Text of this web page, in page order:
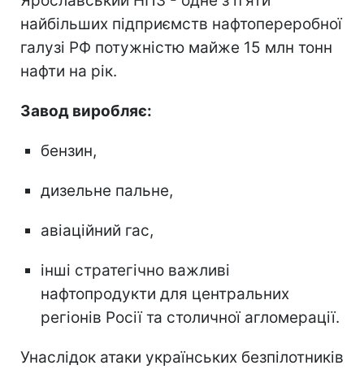
найбільших підприємств нафтопереробної
галузі РФ потужністю майже 15 млн тонн
нафти на рік.
Завод виробляє:
бензин,
дизельне пальне,
авіаційний гас,
інші стратегічно важливі
нафтопродукти для центральних
регіонів Росії та столичної агломерації.
Унаслідок атаки українських безпілотників